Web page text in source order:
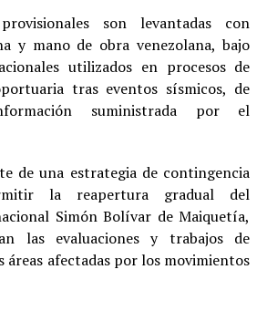
son levantadas con
y mano de obra venezolana, bajo
utilizados en procesos de
tras eventos sísmicos, de
suministrada por el
de una estrategia de contingencia
la reapertura gradual del
Simón Bolívar de Maiquetía,
las evaluaciones y trabajos de
áreas afectadas por los movimientos